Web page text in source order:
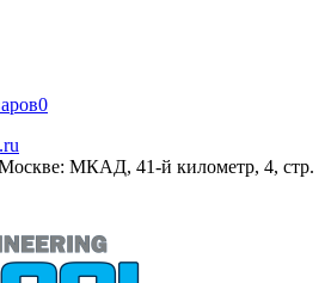
0
МКАД, 41-й километр, 4, стр.